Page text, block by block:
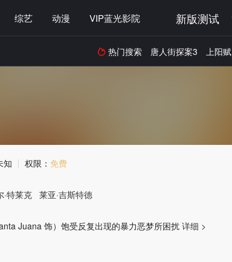
综艺 动漫 VIP蓝光影院 新版测试
 热门搜索 唐人街探案3 上阳赋
知 权限： 免费
·特莱克 莱亚·吉斯特德
Juana 饰）饱受反复出现的暴力恶梦所困扰 详细 >